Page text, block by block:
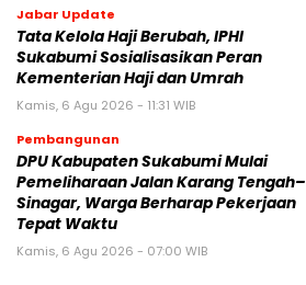
Jabar Update
Tata Kelola Haji Berubah, IPHI
Sukabumi Sosialisasikan Peran
Kementerian Haji dan Umrah
Kamis, 6 Agu 2026 - 11:31 WIB
Pembangunan
‎DPU Kabupaten Sukabumi Mulai
Pemeliharaan Jalan Karang Tengah–
Sinagar, Warga Berharap Pekerjaan
Tepat Waktu
Kamis, 6 Agu 2026 - 07:00 WIB